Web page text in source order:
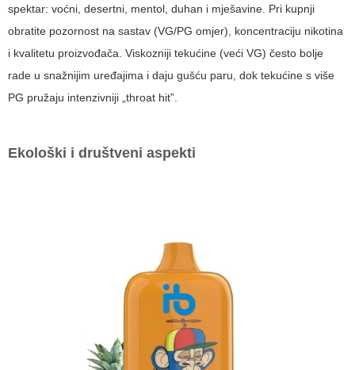
spektar: voćni, desertni, mentol, duhan i mješavine. Pri kupnji
obratite pozornost na sastav (VG/PG omjer), koncentraciju nikotina
i kvalitetu proizvođača. Viskozniji tekućine (veći VG) često bolje
rade u snažnijim uređajima i daju gušću paru, dok tekućine s više
PG pružaju intenzivniji „throat hit”.
Ekološki i društveni aspekti